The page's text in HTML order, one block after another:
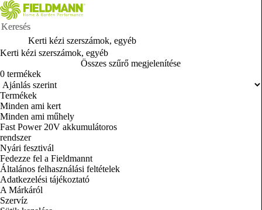
Kerti kézi szerszámok, egyéb
Kerti kézi szerszámok, egyéb
Összes szűrő megjelenítése
0 termékek
Termékek
Minden ami kert
Minden ami műhely
Fast Power 20V akkumulátoros
rendszer
Nyári fesztivál
Fedezze fel a Fieldmannt
Általános felhasználási feltételek
Adatkezelési tájékoztató
A Márkáról
Szervíz